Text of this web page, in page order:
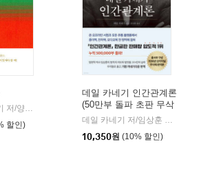
무라카미 하루키 저/양억관 역
민음사
할인)
데일 카네기 인간관계론
(50만부 돌파 초판 무삭
제 완역본)
데일 카네기 저/임상훈 역
10,350원 (10% 할인)